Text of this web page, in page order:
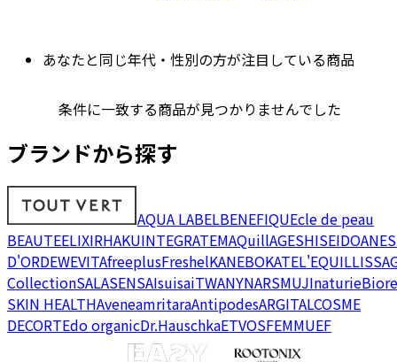
あなたと同じ年代・性別の方が注目している商品
条件に一致する商品が見つかりませんでした
ブランドから探す
AQUA LABELBENEFIQUEcle de peau
BEAUTEELIXIRHAKUINTEGRATEMAQuillAGESHISEIDO
D'ORDEWEVITAfreeplusFreshelKANEBOKATEL'EQUIL
CollectionSALASENSAIsuisaiTWANYNARSMUJInaturieBiore
SKIN HEALTHAveneamritaraAntipodesARGITALCOSME
DECORTEdo organicDr.HauschkaETVOSFEMMUEF